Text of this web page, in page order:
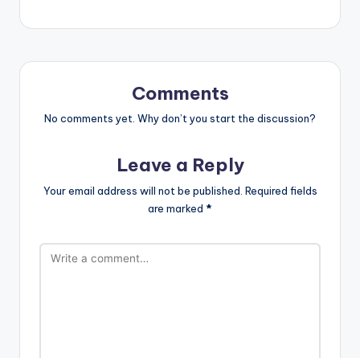
Comments
No comments yet. Why don’t you start the discussion?
Leave a Reply
Your email address will not be published. Required fields
are marked *